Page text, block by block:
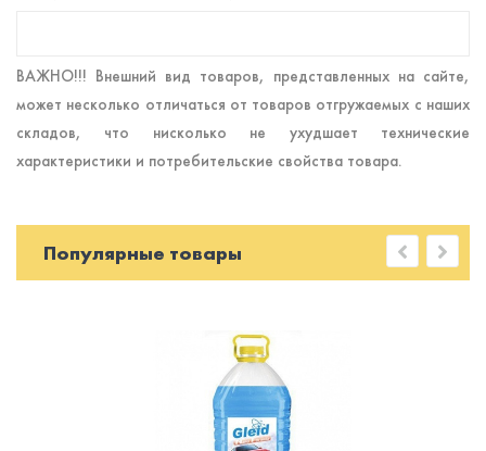
ВАЖНО!!! Внешний вид товаров, представленных на сайте,
может несколько отличаться от товаров отгружаемых с наших
складов, что нисколько не ухудшает технические
характеристики и потребительские свойства товара.
Популярные товары